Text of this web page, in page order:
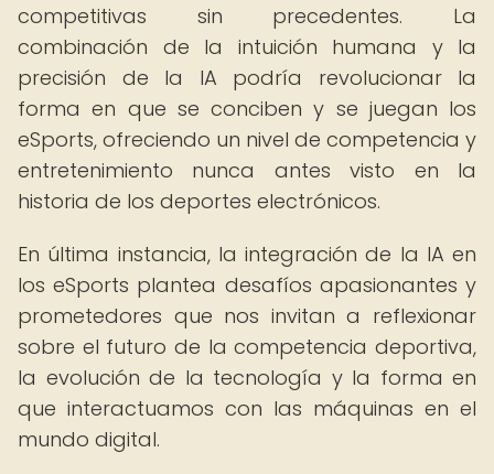
competitivas sin precedentes. La
combinación de la intuición humana y la
precisión de la IA podría revolucionar la
forma en que se conciben y se juegan los
eSports, ofreciendo un nivel de competencia y
entretenimiento nunca antes visto en la
historia de los deportes electrónicos.
En última instancia, la integración de la IA en
los eSports plantea desafíos apasionantes y
prometedores que nos invitan a reflexionar
sobre el futuro de la competencia deportiva,
la evolución de la tecnología y la forma en
que interactuamos con las máquinas en el
mundo digital.